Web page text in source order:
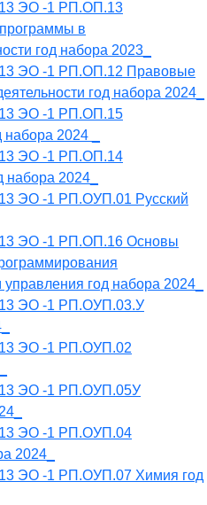
ЭО -1 РП.ОП.13
в
год набора 2023_
ЭО -1 РП.ОП.12 Правовые
год набора 2024_
ЭО -1 РП.ОП.15
2024 _
ЭО -1 РП.ОП.14
2024_
ЭО -1 РП.ОУП.01 Русский
ЭО -1 РП.ОП.16 Основы
год набора 2024_
ЭО -1 РП.ОУП.03.У
ЭО -1 РП.ОУП.02
ЭО -1 РП.ОУП.05У
ЭО -1 РП.ОУП.04
2024_
ЭО -1 РП.ОУП.07 Химия год